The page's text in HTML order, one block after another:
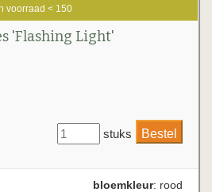
voorraad < 150
'Flashing Light'
stuks
bloemkleur: rood